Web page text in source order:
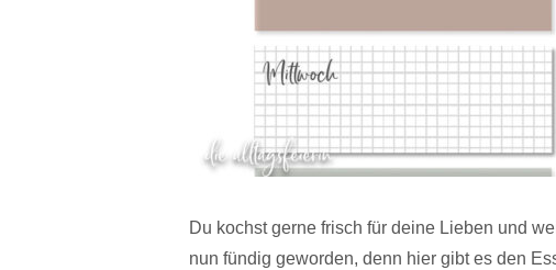
Du kochst gerne frisch für deine Lieben und
nun fündig geworden, denn hier gibt es den